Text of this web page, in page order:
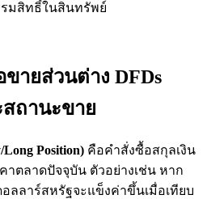
รมสิทธิ์ในสินทรัพย์
ายส่วนต่าง DFDs
ถานะขาย
Position) คือคำสั่งซื้อสกุลเงิน
าตลาดปัจจุบัน ตัวอย่างเช่น หาก
อลลาร์สหรัฐจะแข็งค่าขึ้นเมื่อเทียบ